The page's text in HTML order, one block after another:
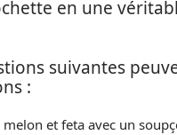
en une
suivantes
:
melon et feta avec un